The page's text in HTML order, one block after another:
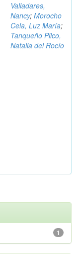
Valladares,
Nancy; Morocho
Cela, Luz María;
Tanqueño Pilco,
Natalia del Rocío
1